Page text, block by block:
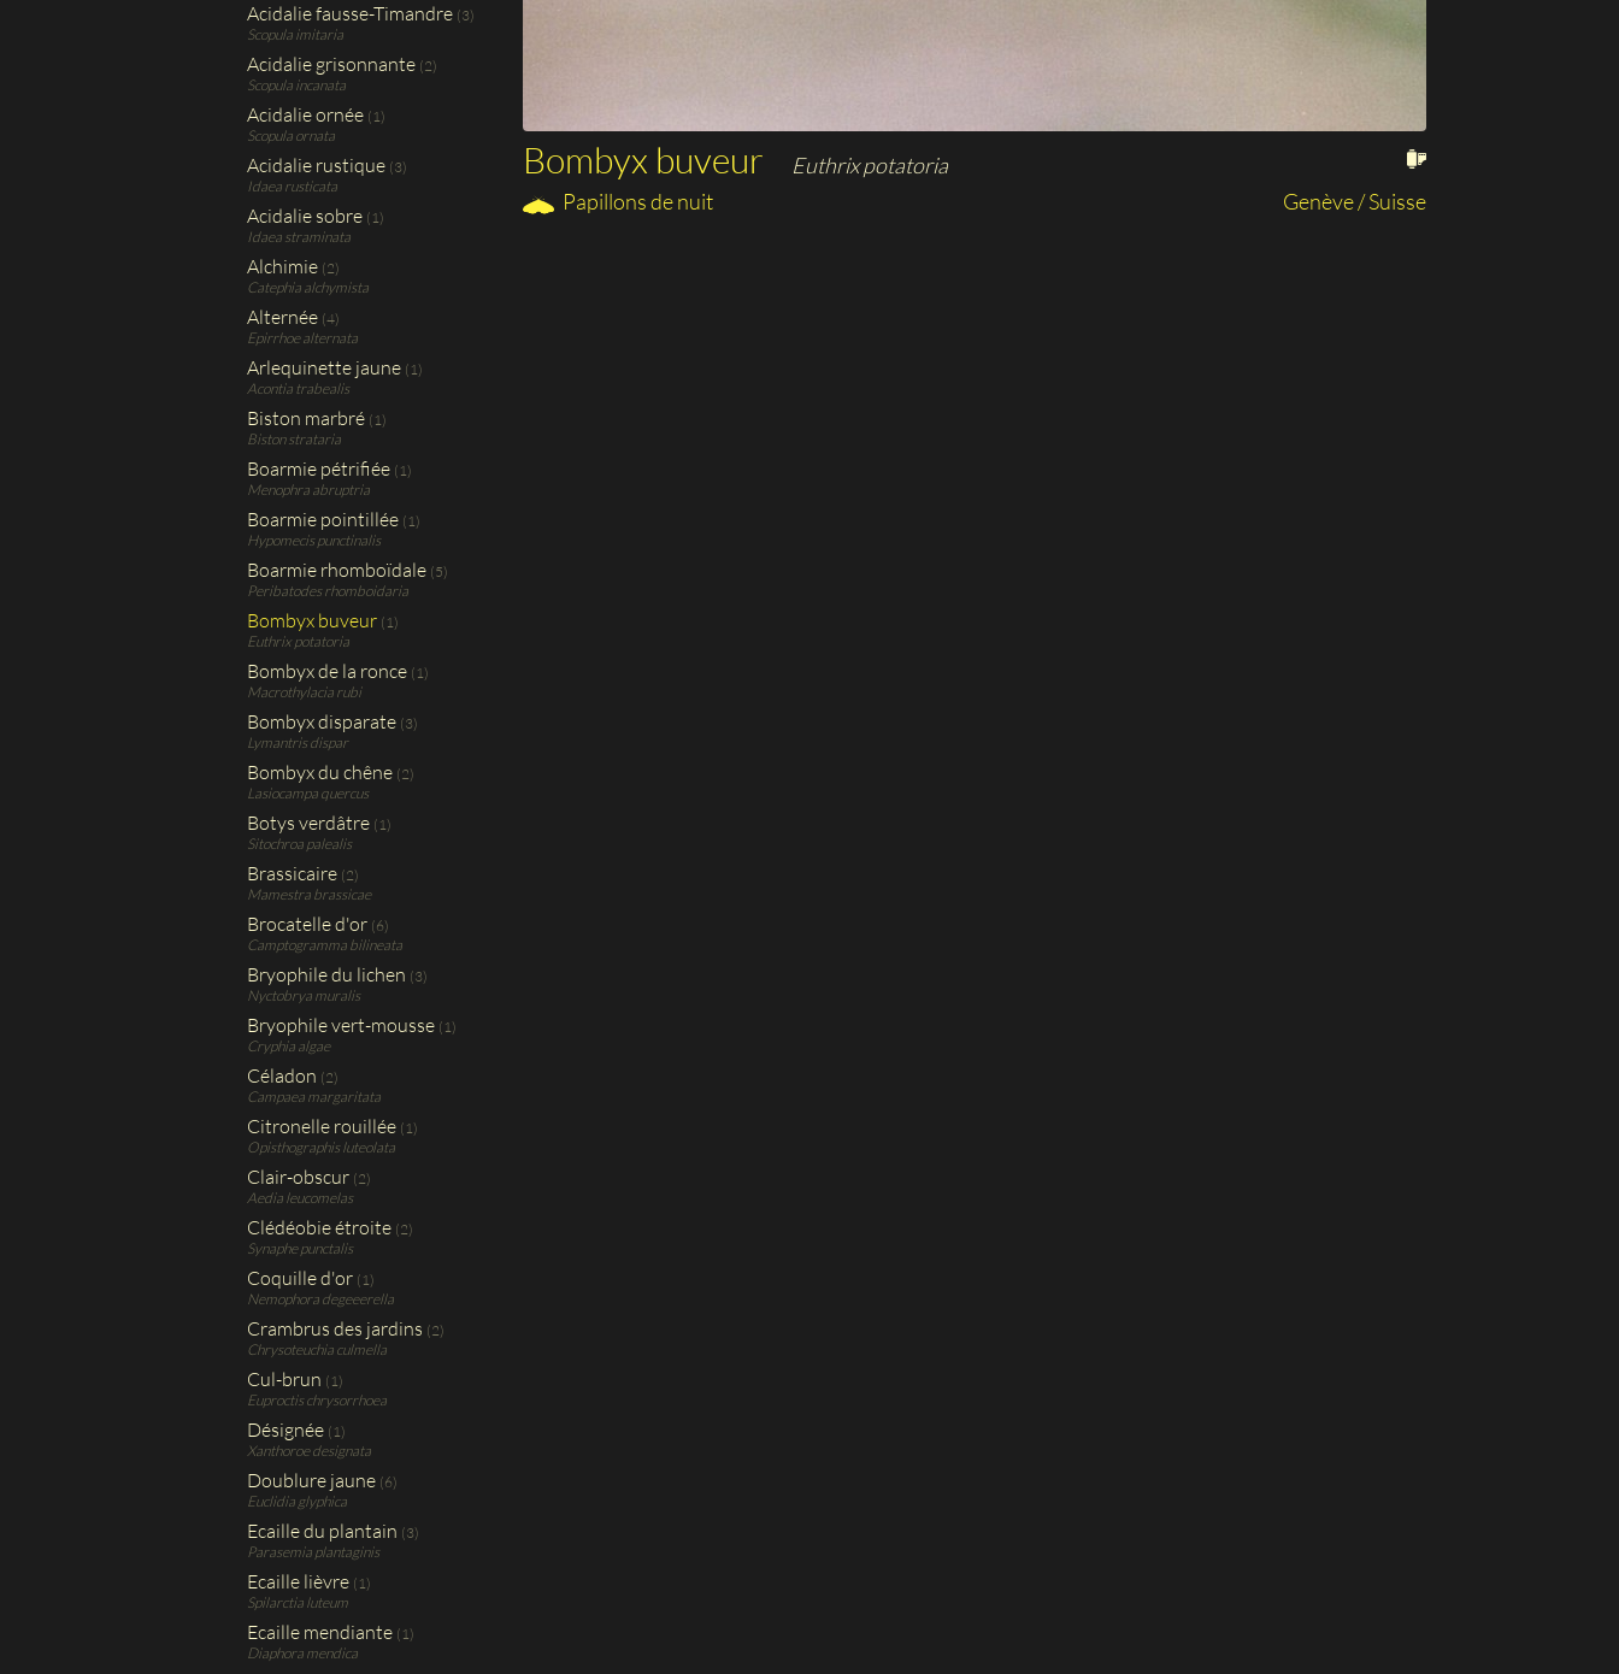
Acidalie fausse-Timandre (3)
Scopula imitaria
Acidalie grisonnante (2)
Scopula incanata
Acidalie ornée (1)
Scopula ornata
Acidalie rustique (3)
Idaea rusticata
Acidalie sobre (1)
Idaea straminata
Alchimie (2)
Catephia alchymista
Alternée (4)
Epirrhoe alternata
Arlequinette jaune (1)
Acontia trabealis
Biston marbré (1)
Biston strataria
Boarmie pétrifiée (1)
Menophra abruptria
Boarmie pointillée (1)
Hypomecis punctinalis
Boarmie rhomboïdale (5)
Peribatodes rhomboidaria
Bombyx buveur (1)
Euthrix potatoria
Bombyx de la ronce (1)
Macrothylacia rubi
Bombyx disparate (3)
Lymantris dispar
Bombyx du chêne (2)
Lasiocampa quercus
Botys verdâtre (1)
Sitochroa palealis
Brassicaire (2)
Mamestra brassicae
Brocatelle d'or (6)
Camptogramma bilineata
Bryophile du lichen (3)
Nyctobrya muralis
Bryophile vert-mousse (1)
Cryphia algae
Céladon (2)
Campaea margaritata
Citronelle rouillée (1)
Opisthographis luteolata
Clair-obscur (2)
Aedia leucomelas
Clédéobie étroite (2)
Synaphe punctalis
Coquille d'or (1)
Nemophora degeeerella
Crambrus des jardins (2)
Chrysoteuchia culmella
Cul-brun (1)
Euproctis chrysorrhoea
Désignée (1)
Xanthoroe designata
Doublure jaune (6)
Euclidia glyphica
Ecaille du plantain (3)
Parasemia plantaginis
Ecaille lièvre (1)
Spilarctia luteum
Ecaille mendiante (1)
Diaphora mendica
Bombyx buveur
Euthrix potatoria
Papillons de nuit
Genève / Suisse